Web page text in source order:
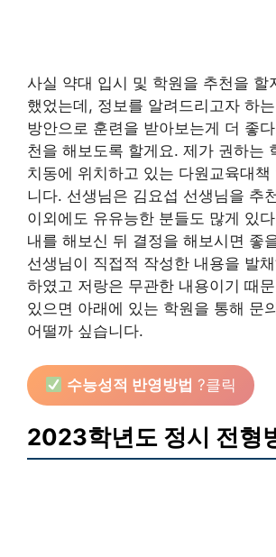
사실 약대 입시 및 학원을 추천을 할
했었는데, 정보를 알려드리고자 하
방안으로 훈련을 받아보는게 더 좋
천을 해보도록 할게요. 제가 권하는
치동에 위치하고 있는 다원교육대책
니다. 선생님은 김요섭 선생님을 추
이외에도 유유능한 분들도 많게 있
내를 해보신 뒤 결정을 해보시면 좋
선생님이 직접적 작성한 내용을 발
하였고 저랑은 무관한 내용이기 때
있으면 아래에 있는 학원을 통해 문
어떨까 싶습니다.
수능성적 반영방법 ?클릭
2023학년도 정시 전형